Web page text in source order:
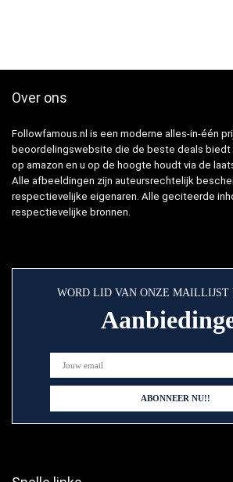
Over ons
Followfamous.nl is een moderne alles-in-één
beoordelingswebsite die de beste deals biedt
op amazon en u op de hoogte houdt via de
Alle afbeeldingen zijn auteursrechtelijk
respectievelijke eigenaren. Alle geciteerde
respectievelijke bronnen.
WORD LID VAN ONZE MAILLIJST